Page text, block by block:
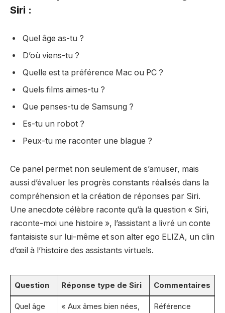
Siri :
Quel âge as-tu ?
D’où viens-tu ?
Quelle est ta préférence Mac ou PC ?
Quels films aimes-tu ?
Que penses-tu de Samsung ?
Es-tu un robot ?
Peux-tu me raconter une blague ?
Ce panel permet non seulement de s’amuser, mais
aussi d’évaluer les progrès constants réalisés dans la
compréhension et la création de réponses par Siri.
Une anecdote célèbre raconte qu’à la question « Siri,
raconte-moi une histoire », l’assistant a livré un conte
fantaisiste sur lui-même et son alter ego ELIZA, un clin
d’œil à l’histoire des assistants virtuels.
Question Réponse type de Siri Commentaires
Quel âge
« Aux âmes bien nées,
Référence